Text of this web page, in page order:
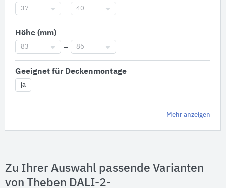
37 – 40
Höhe (mm)
83 – 86
Geeignet für Deckenmontage
ja
Mehr anzeigen
Zu Ihrer Auswahl passende Varianten
von Theben DALI-2-